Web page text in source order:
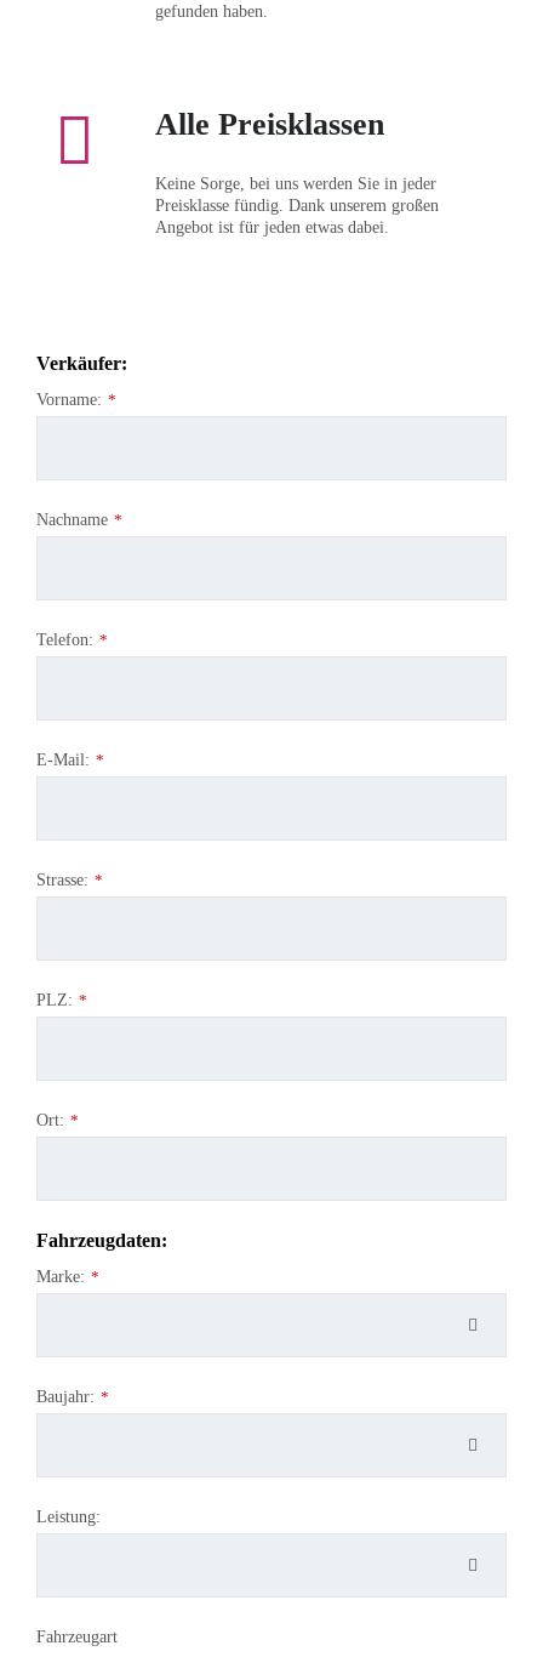
gefunden haben.
Alle Preisklassen
Keine Sorge, bei uns werden Sie in jeder
Preisklasse fündig. Dank unserem großen
Angebot ist für jeden etwas dabei.
Verkäufer:
Vorname: *
Nachname *
Telefon: *
E-Mail: *
Strasse: *
PLZ: *
Ort: *
Fahrzeugdaten:
Marke: *
Baujahr: *
Leistung:
Fahrzeugart